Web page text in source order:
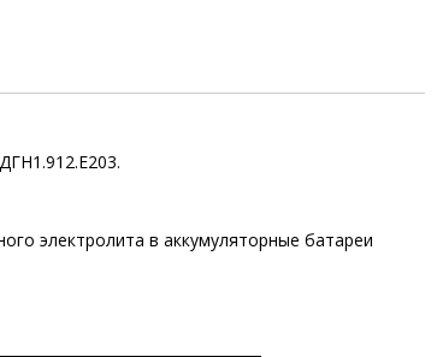
электролита в аккумуляторные батареи